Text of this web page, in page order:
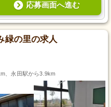
応募画面へ進む
緑の里の求人
、永田駅から3.9km